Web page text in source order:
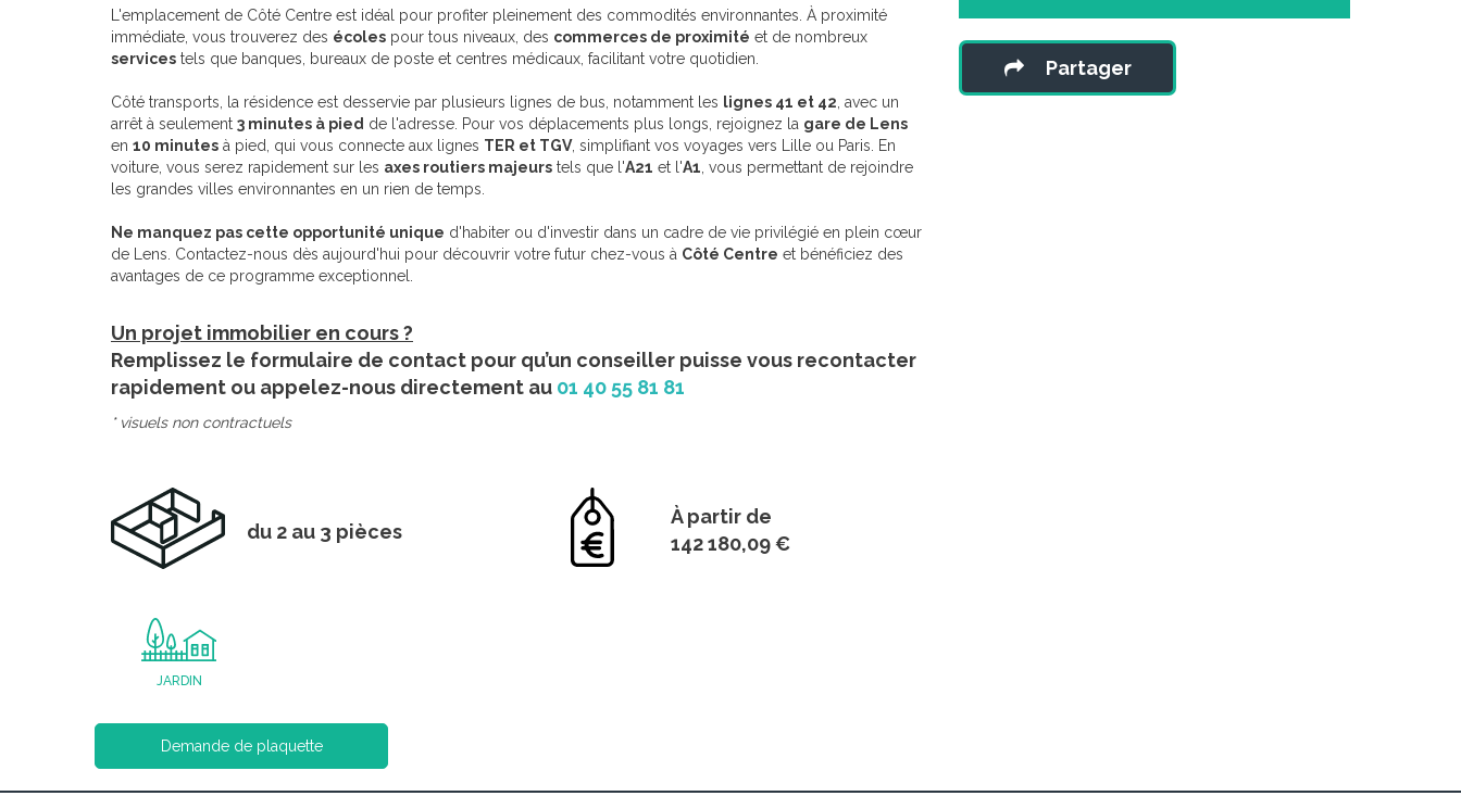
L'emplacement de Côté Centre est idéal pour profiter pleinement des commodités environnantes. À proximité
immédiate, vous trouverez des écoles pour tous niveaux, des commerces de proximité et de nombreux
services tels que banques, bureaux de poste et centres médicaux, facilitant votre quotidien.
Côté transports, la résidence est desservie par plusieurs lignes de bus, notamment les lignes 41 et 42 , avec un
arrêt à seulement 3 minutes à pied de l'adresse. Pour vos déplacements plus longs, rejoignez la gare de Lens
en 10 minutes à pied, qui vous connecte aux lignes TER et TGV, simplifiant vos voyages vers Lille ou Paris. En
voiture, vous serez rapidement sur les axes routiers majeurs tels que l'A21 et l'A1 , vous permettant de rejoindre
les grandes villes environnantes en un rien de temps.
Ne manquez pas cette opportunité unique d'habiter ou d'investir dans un cadre de vie privilégié en plein cœur
de Lens. Contactez-nous dès aujourd'hui pour découvrir votre futur chez-vous à Côté Centre et bénéficiez des
avantages de ce programme exceptionnel.
Un projet immobilier en cours ?
Remplissez le formulaire de contact pour qu’un conseiller puisse vous recontacter
rapidement ou appelez-nous directement au 01 40 55 81 81
* visuels non contractuels
du 2 au 3 pièces
À partir de
142 180,09 €
JARDIN
Demande de plaquette
Partager